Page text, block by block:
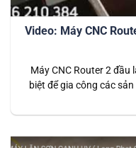
Video: Máy CNC
Máy CNC Router 2 đầu
biệt để gia công các
năng suất mà còn đảm